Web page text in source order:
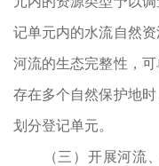
记单元内的水流自然
河流的生态完整性，
存在多个自然保护地
划分登记单元。
（三）开展河流、